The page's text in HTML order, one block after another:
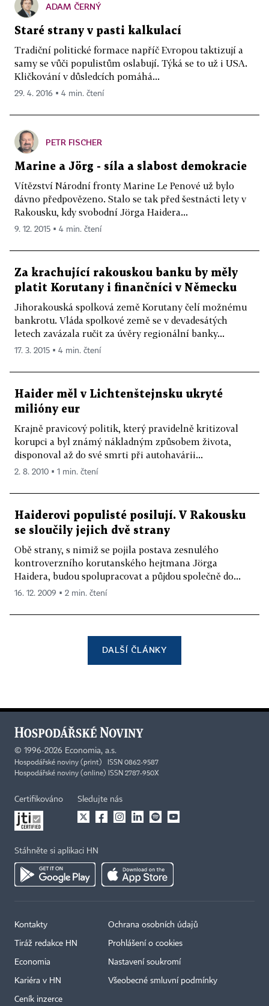
ADAM ČERNÝ
Staré strany v pasti kalkulací
Tradiční politické formace napříč Evropou taktizují a
samy se vůči populistům oslabují. Týká se to už i USA.
Kličkování v důsledcích pomáhá...
29. 4. 2016 ▪ 4 min. čtení
PETR FISCHER
Marine a Jörg - síla a slabost demokracie
Vítězství Národní fronty Marine Le Penové už bylo
dávno předpovězeno. Stalo se tak před šestnácti lety v
Rakousku, kdy svobodní Jörga Haidera...
9. 12. 2015 ▪ 4 min. čtení
Za krachující rakouskou banku by měly
platit Korutany i finančníci v Německu
Jihorakouská spolková země Korutany čelí možnému
bankrotu. Vláda spolkové země se v devadesátých
letech zavázala ručit za úvěry regionální banky...
17. 3. 2015 ▪ 4 min. čtení
Haider měl v Lichtenštejnsku ukryté
milióny eur
Krajně pravicový politik, který pravidelně kritizoval
korupci a byl známý nákladným způsobem života,
disponoval až do své smrti při autohavárii...
2. 8. 2010 ▪ 1 min. čtení
Haiderovi populisté posilují. V Rakousku
se sloučily jejich dvě strany
Obě strany, s nimiž se pojila postava zesnulého
kontroverzního korutanského hejtmana Jörga
Haidera, budou spolupracovat a půjdou společně do...
16. 12. 2009 ▪ 2 min. čtení
DALŠÍ ČLÁNKY
© 1996-2026 Economia, a.s.
Hospodářské noviny (print) ISSN 0862-9587
Hospodářské noviny (online) ISSN 2787-950X
Certifikováno Sledujte nás
Stáhněte si aplikaci HN
Kontakty
Tiráž redakce HN
Economia
Kariéra v HN
Ceník inzerce
Ochrana osobních údajů
Prohlášení o cookies
Nastavení soukromí
Všeobecné smluvní podmínky